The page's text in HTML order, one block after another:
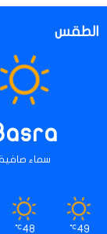
الطقس
سماء صافية
49
℃
48
℃